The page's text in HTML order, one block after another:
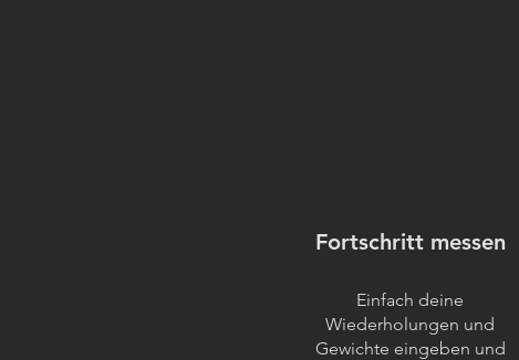
Fortschritt messen
Einfach deine
Wiederholungen und
Gewichte eingeben und